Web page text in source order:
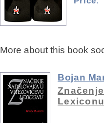
More about this book
Bojan